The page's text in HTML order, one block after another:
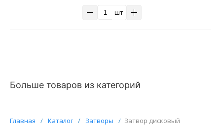
шт
Больше товаров из категорий
Главная / Каталог / Затворы / Затвор дисковый